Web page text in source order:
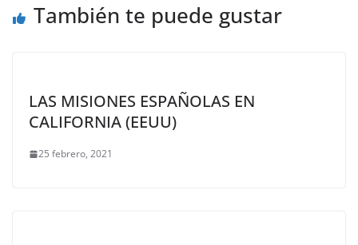
También te puede gustar
LAS MISIONES ESPAÑOLAS EN
CALIFORNIA (EEUU)
25 febrero, 2021